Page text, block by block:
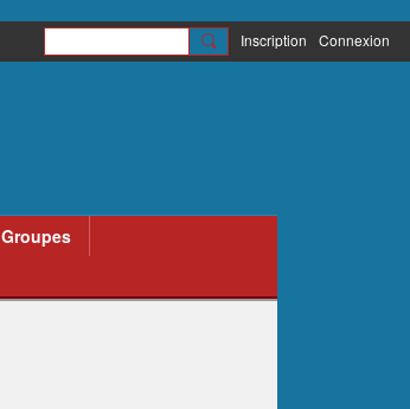
Inscription Connexion
Groupes